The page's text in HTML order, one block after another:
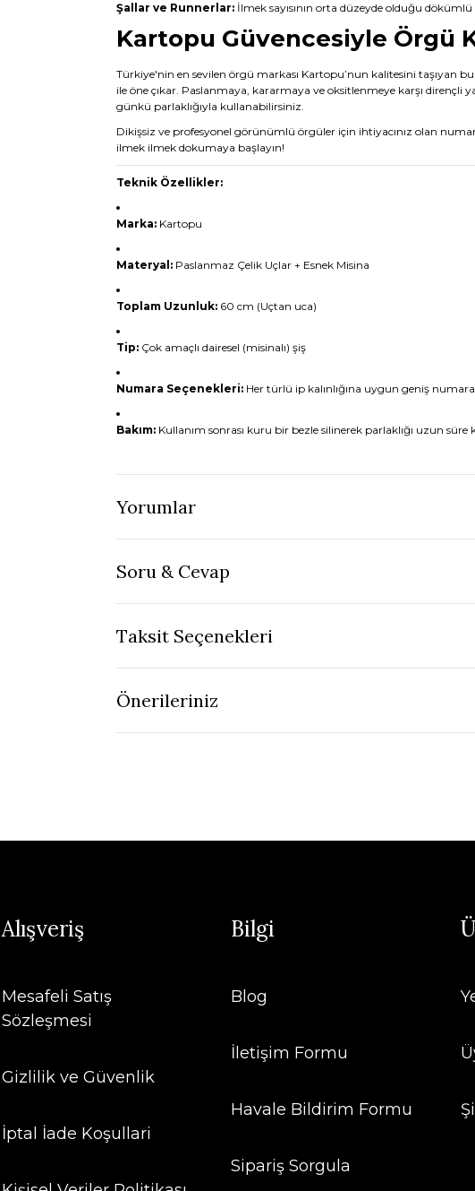
Şallar ve Runnerlar: İlmek sayısının orta düzeyde olduğu
Kartopu Güvencesiyle Örgü
Türkiye'nin en sevilen örgü markası Kartopu’nun kalitesini taşıyan bu
ile öne çıkar. Paslanmaya, kararmaya ve oksitlenmeye karşı dirençli
günkü parlaklığıyla kullanabilirsiniz.
Dikişsiz ve profesyonel görünümlü örgüler için ihtiyacınız olan
ilmek ilmek dokumaya başlayın!
Teknik Özellikler:
Marka: Kartopu
Materyal: Paslanmaz Çelik Uçlar + Esnek Misina
Toplam Uzunluk: 60 cm (Uçtan uca)
Tip: Çok amaçlı dairesel (misinalı) şiş
Numara Seçenekleri: Her türlü ip kalınlığına uygun geniş
Bakım: Kullanım sonrası kuru bir bezle silinerek parlaklığı uzun süre
Yorumlar
Soru & Cevap
Taksit Seçenekleri
Önerileriniz
Alışveriş
Mesafeli Satış
Sözleşmesi
Gizlilik ve Güvenlik
İptal İade Koşullari
Bilgi
Blog
İletişim Formu
Havale Bildirim Formu
Sipariş Sorgula